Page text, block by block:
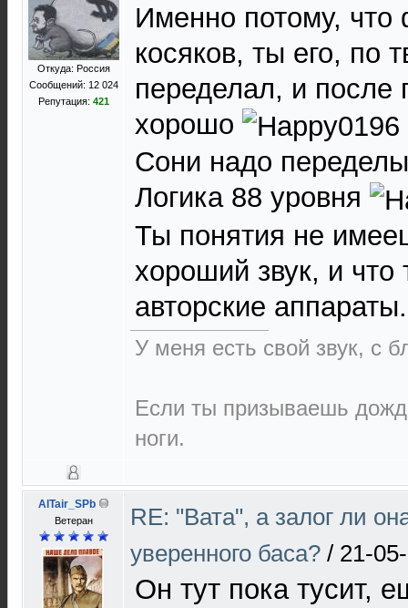
Откуда: Россия
Сообщений: 12 024
Репутация: 421
Именно потому,
косяков, ты его, по
переделал, и после
хорошо
Сони надо
Логика 88 уровня
Ты понятия не
хороший звук, и что
авторские аппараты.
У меня есть свой звук, с
Если ты призываешь
ноги.
AlTair_SPb
Ветеран
RE: "Вата", а залог ли
уверенного баса? / 21-
Он тут пока тусит,